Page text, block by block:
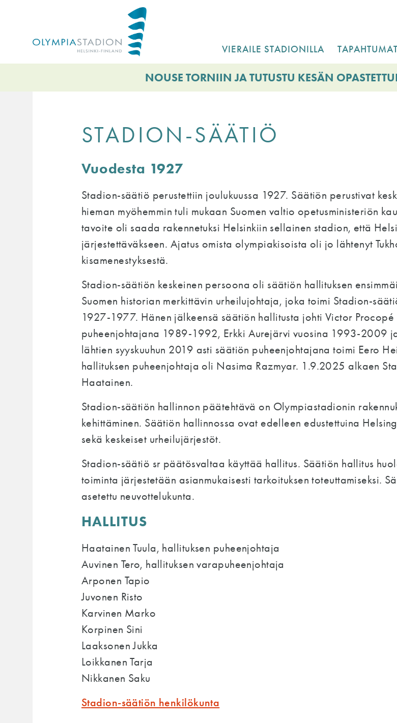
VIERAILE STADIONILLA TAPAHTUMAT
NOUSE TORNIIN JA TUTUSTU KESÄN
STADION-SÄÄTIÖ
Vuodesta 1927
Stadion-säätiö perustettiin joulukuussa 1927. Säätiön perustivat
hieman myöhemmin tuli mukaan Suomen valtio opetusministeriön
tavoite oli saada rakennetuksi Helsinkiin sellainen stadion, että
järjestettäväkseen. Ajatus omista olympiakisoista oli jo lähtenyt
kisamenestyksestä.
Stadion-säätiön keskeinen persoona oli säätiön hallituksen
Suomen historian merkittävin urheilujohtaja, joka toimi Stadion-
1927-1977. Hänen jälkeensä säätiön hallitusta johti Victor
puheenjohtajana 1989-1992, Erkki Aurejärvi vuosina 1993-2009
lähtien syyskuuhun 2019 asti säätiön puheenjohtajana toimi Eero
hallituksen puheenjohtaja oli Nasima Razmyar. 1.9.2025 alkaen
Haatainen.
Stadion-säätiön hallinnon päätehtävä on Olympiastadionin
kehittäminen. Säätiön hallinnossa ovat edelleen edustettuina
sekä keskeiset urheilujärjestöt.
Stadion-säätiö sr päätösvaltaa käyttää hallitus. Säätiön hallitus
toiminta järjestetään asianmukaisesti tarkoituksen toteuttamiseksi.
asetettu neuvottelukunta.
HALLITUS
Haatainen Tuula, hallituksen puheenjohtaja
Auvinen Tero, hallituksen varapuheenjohtaja
Arponen Tapio
Juvonen Risto
Karvinen Marko
Korpinen Sini
Laaksonen Jukka
Loikkanen Tarja
Nikkanen Saku
Stadion-säätiön henkilökunta